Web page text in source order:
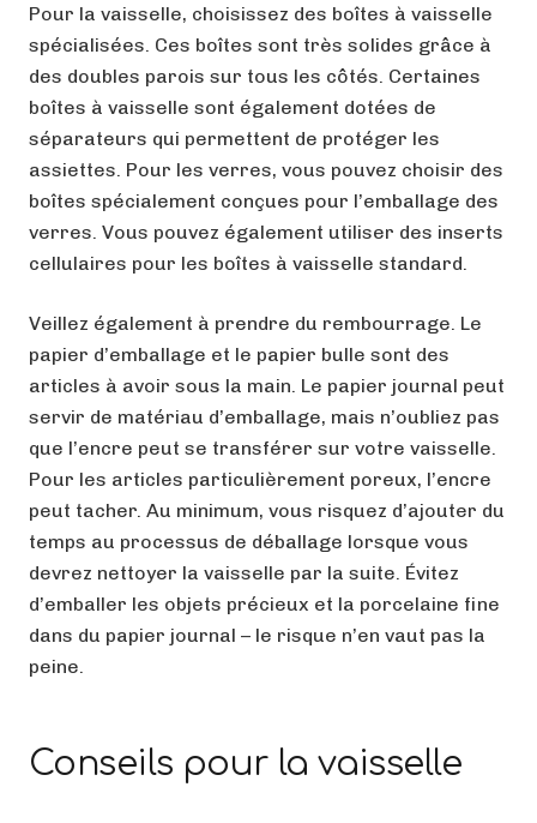
Pour la vaisselle, choisissez des boîtes à vaisselle
spécialisées. Ces boîtes sont très solides grâce à
des doubles parois sur tous les côtés. Certaines
boîtes à vaisselle sont également dotées de
séparateurs qui permettent de protéger les
assiettes. Pour les verres, vous pouvez choisir des
boîtes spécialement conçues pour l’emballage des
verres. Vous pouvez également utiliser des inserts
cellulaires pour les boîtes à vaisselle standard.
Veillez également à prendre du rembourrage. Le
papier d’emballage et le papier bulle sont des
articles à avoir sous la main. Le papier journal peut
servir de matériau d’emballage, mais n’oubliez pas
que l’encre peut se transférer sur votre vaisselle.
Pour les articles particulièrement poreux, l’encre
peut tacher. Au minimum, vous risquez d’ajouter du
temps au processus de déballage lorsque vous
devrez nettoyer la vaisselle par la suite. Évitez
d’emballer les objets précieux et la porcelaine fine
dans du papier journal – le risque n’en vaut pas la
peine.
Conseils pour la vaisselle